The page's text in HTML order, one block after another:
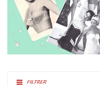
FILTRER